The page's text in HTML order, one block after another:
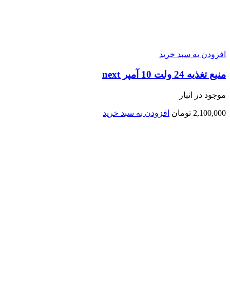
افزودن به سبد خرید
منبع تغذیه 24 ولت 10 آمپر next
موجود در انبار
2,100,000 تومان افزودن به سبد خرید